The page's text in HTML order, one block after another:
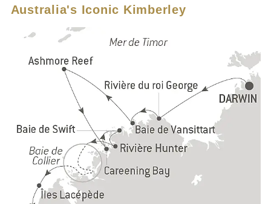
Australia's Iconic Kimberley